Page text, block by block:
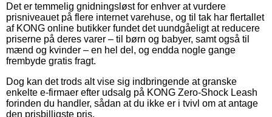
Det er temmelig gnidningsløst for enhver at vurdere
prisniveauet på flere internet varehuse, og til tak har flertallet
af KONG online butikker fundet det uundgåeligt at reducere
priserne på deres varer – til børn og babyer, samt også til
mænd og kvinder – en hel del, og endda nogle gange
frembyde gratis fragt.
Dog kan det trods alt vise sig indbringende at granske
enkelte e-firmaer efter udsalg på KONG Zero-Shock Leash
forinden du handler, sådan at du ikke er i tvivl om at antage
den prisbilligste pris.